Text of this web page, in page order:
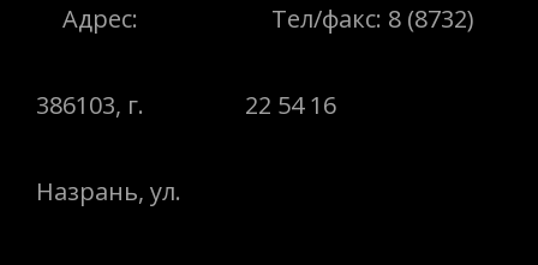
Адрес:
386103, г.
Назрань, ул.
Тел/факс: 8 (8732)
22 54 16